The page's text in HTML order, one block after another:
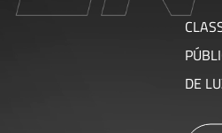
DE